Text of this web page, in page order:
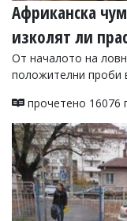
Африканска
изколят ли
От началото на
положителни проби
прочетено 16076